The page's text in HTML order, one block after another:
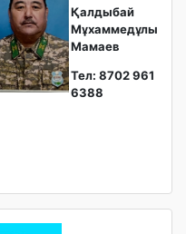
Қалдыбай
Мұхаммедұлы
Мамаев
Тел: 8702 961
6388